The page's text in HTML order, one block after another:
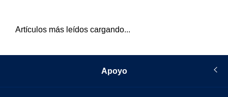
Artículos más leídos cargando...
Apoyo